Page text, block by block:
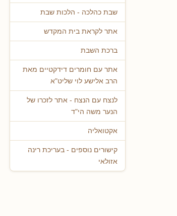
שבת כהלכה - הלכות שבת
אתר לקראת בית המקדש
ברכת השבת
אתר עם חומרים דידקטיים מאת
הרב אלישע לוי שליט"א
לנצח עם הנצח - אתר לזכרו של
הנער משה הי"ד
אקטואליה
קישורים נוספים - בעריכת רינה
אזולאי